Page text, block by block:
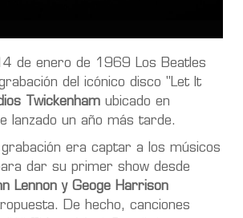
de enero de 1969 Los Beatles
del icónico disco "Let It
Twickenham ubicado en
lanzado un año más tarde.
grabación era captar a los músicos
dar su primer show desde
Lennon y Geoge Harrison
De hecho, canciones